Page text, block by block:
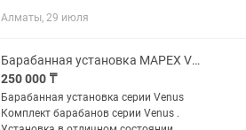
громкое звучание. Алюминиевый
•...
Алматы, 29 июля
Барабанная установка MAPEX Venus
250 000 ₸
Барабанная установка серии Venus
Комплект барабанов серии Venus .